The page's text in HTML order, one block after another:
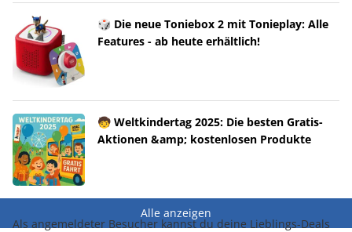
🎲 Die neue Toniebox 2 mit Tonieplay: Alle
Features - ab heute erhältlich!
🧒 Weltkindertag 2025: Die besten Gratis-
Aktionen &amp; kostenlosen Produkte
Alle anzeigen
Als angemeldeter Besucher kannst du deine Lieblings-Deals